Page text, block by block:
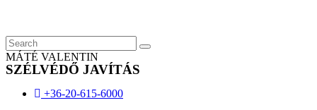
content
MÁTÉ VALENTIN
SZÉLVÉDŐ JAVÍTÁS
+36-20-615-6000